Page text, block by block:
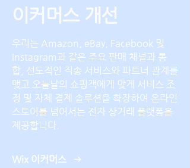
이커머스 개선
우리는 Amazon, eBay, Facebook 및
Instagram과 같은 주요 판매 채널과 통
합, 선도적인 직송 서비스와 파트너 관계를
맺고 오늘날의 쇼핑객에게 맞게 서비스 조
정 및 자체 결제 솔루션을 확장하여 온라인
스토어를 넘어서는 전자 상거래 플랫폼을
제공합니다.
Wix 이커머스